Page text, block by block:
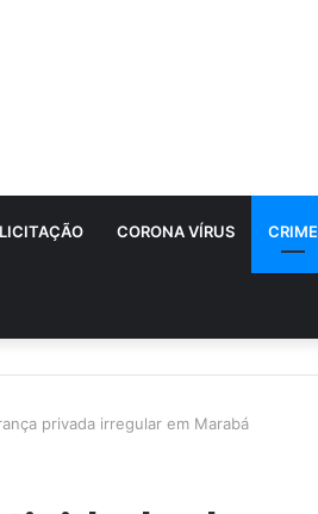
CORONA VÍRUS CRIME
privada irregular em Marabá